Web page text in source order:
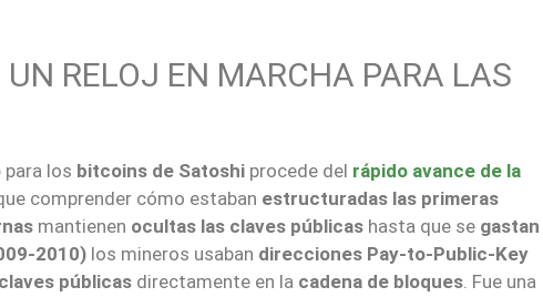
RELOJ EN MARCHA PARA LAS
para los bitcoins de Satoshi procede del rápido avance de la
comprender cómo estaban estructuradas las primeras
mantienen ocultas las claves públicas hasta que se gastan
2010) los mineros usaban direcciones Pay-to-Public-Key
públicas directamente en la cadena de bloques. Fue una